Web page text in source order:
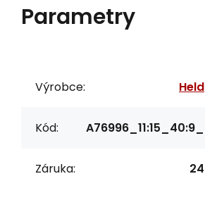
Parametry
Výrobce: Held
Kód: A76996_11:15_40:9_
Záruka: 24